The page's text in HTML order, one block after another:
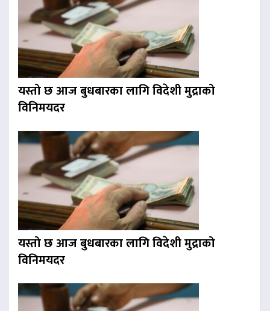
यस्तो छ आज बुधबारका लागि विदेशी मुद्राको
विनिमयदर
यस्तो छ आज बुधबारका लागि विदेशी मुद्राको
विनिमयदर